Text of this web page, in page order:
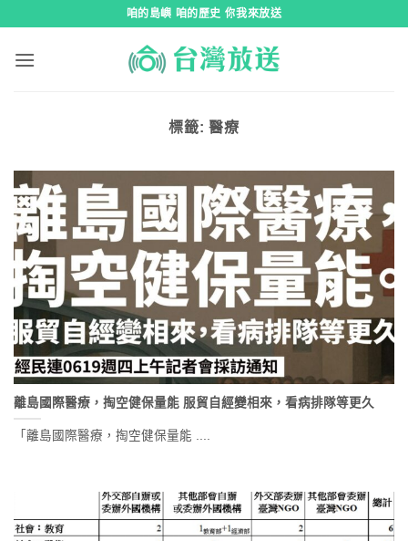
咱的島嶼 咱的歷史 你我來放送
標籤:醫療
離島國際醫療，掏空健保量能 服貿自經變相來，看病排隊等更久
「離島國際醫療，掏空健保量能 ....